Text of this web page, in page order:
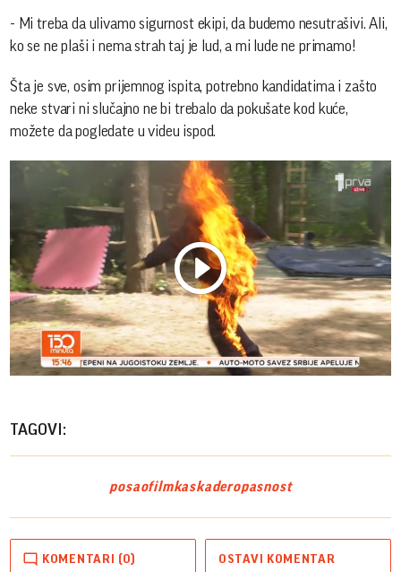
- Mi treba da ulivamo sigurnost ekipi, da budemo nesutrašivi. Ali,
ko se ne plaši i nema strah taj je lud, a mi lude ne primamo!
Šta je sve, osim prijemnog ispita, potrebno kandidatima i zašto
neke stvari ni slučajno ne bi trebalo da pokušate kod kuće,
možete da pogledate u videu ispod.
Play
TAGOVI:
posaofilmkaskaderopasnost
KOMENTARI (0) OSTAVI KOMENTAR